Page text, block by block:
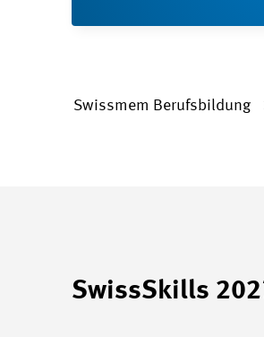
Swissmem Berufsbildung
SwissSkills